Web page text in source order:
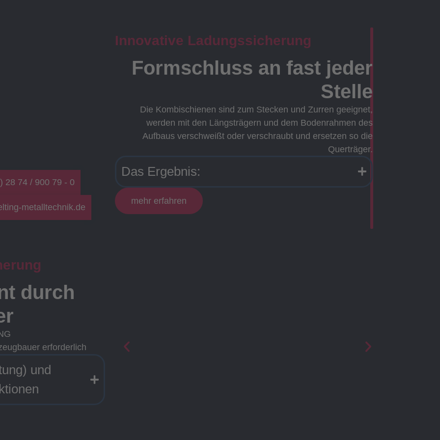
Innovative Ladungssicherung
Formschluss an fast jeder
Stelle
Die Kombischienen sind zum Stecken und Zurren geeignet,
werden mit den Längsträgern und dem Bodenrahmen des
Aufbaus verschweißt oder verschraubt und ersetzen so die
Querträger.
Das Ergebnis:
mehr erfahren
durch
erforderlich
und
28 74 / 900 79 - 0
metalltechnik.de